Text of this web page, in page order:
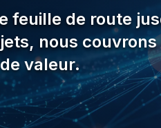
feuille de route
nous
valeur.